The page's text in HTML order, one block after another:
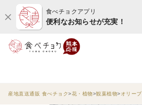
食べチョクアプリ
便利なお知らせが充実！
産地直送通販 食べチョク 花・植物 観葉植物 オリーブ